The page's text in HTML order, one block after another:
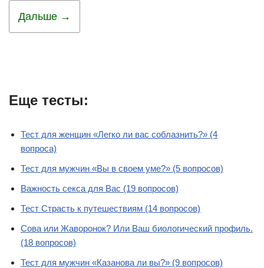
Дальше →
Еще тесты:
Тест для женщин «Легко ли вас соблазнить?» (4
вопроса)
Тест для мужчин «Вы в своем уме?» (5 вопросов)
Важность секса для Вас (19 вопросов)
Тест Страсть к путешествиям (14 вопросов)
Сова или Жаворонок? Или Ваш биологический профиль.
(18 вопросов)
Тест для мужчин «Казанова ли вы?» (9 вопросов)